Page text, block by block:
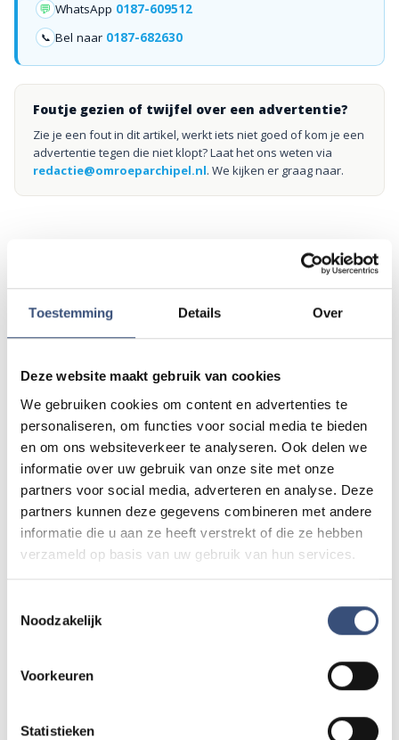
Toestemming Details Over
Deze website maakt gebruik van cookies
We gebruiken cookies om content en advertenties te
personaliseren, om functies voor social media te bieden
en om ons websiteverkeer te analyseren. Ook delen we
informatie over uw gebruik van onze site met onze
partners voor social media, adverteren en analyse. Deze
partners kunnen deze gegevens combineren met andere
informatie die u aan ze heeft verstrekt of die ze hebben
verzameld op basis van uw gebruik van hun services.
Noodzakelijk
Voorkeuren
Statistieken
💬 WhatsApp 0187-609512
📞 Bel naar 0187-682630
Foutje gezien of twijfel over een advertentie?
Zie je een fout in dit artikel, werkt iets niet goed of kom je een
advertentie tegen die niet klopt? Laat het ons weten via
redactie@omroeparchipel.nl. We kijken er graag naar.
8
Matinee-concert in Dorpskerk
11
AUG.
Magic Summer show met Steven Kazàn
📍Ouddorp🕐17:00
12
Kinderdagen bij RTM-trammuseum in
Ouddorp
📍Ouddorp🕐10:00
13 📍